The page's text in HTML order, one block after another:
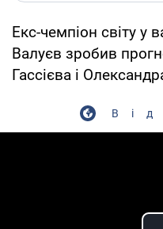
Екс-чемпіон світу у
Валуєв зробив
Гассiєва і